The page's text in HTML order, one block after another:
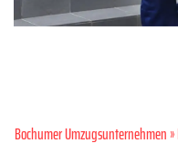
Bochumer Umzugsunternehmen»